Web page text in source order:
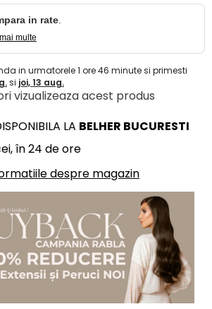
in rate.
multe
in urmatorele1 ore46 minutesi primesti
si joi, 13 aug.
vizualizeaza acest produs
LA BELHER BUCURESTI
în 24 de ore
despre magazin